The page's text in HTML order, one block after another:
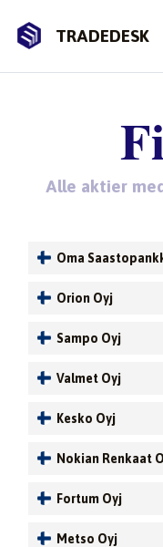
TRADEDESK
Alle aktier
Oma
Orion Oyj
Sampo Oyj
Valmet Oyj
Kesko Oyj
Nokian Renkaat
Fortum Oyj
Metso Oyj